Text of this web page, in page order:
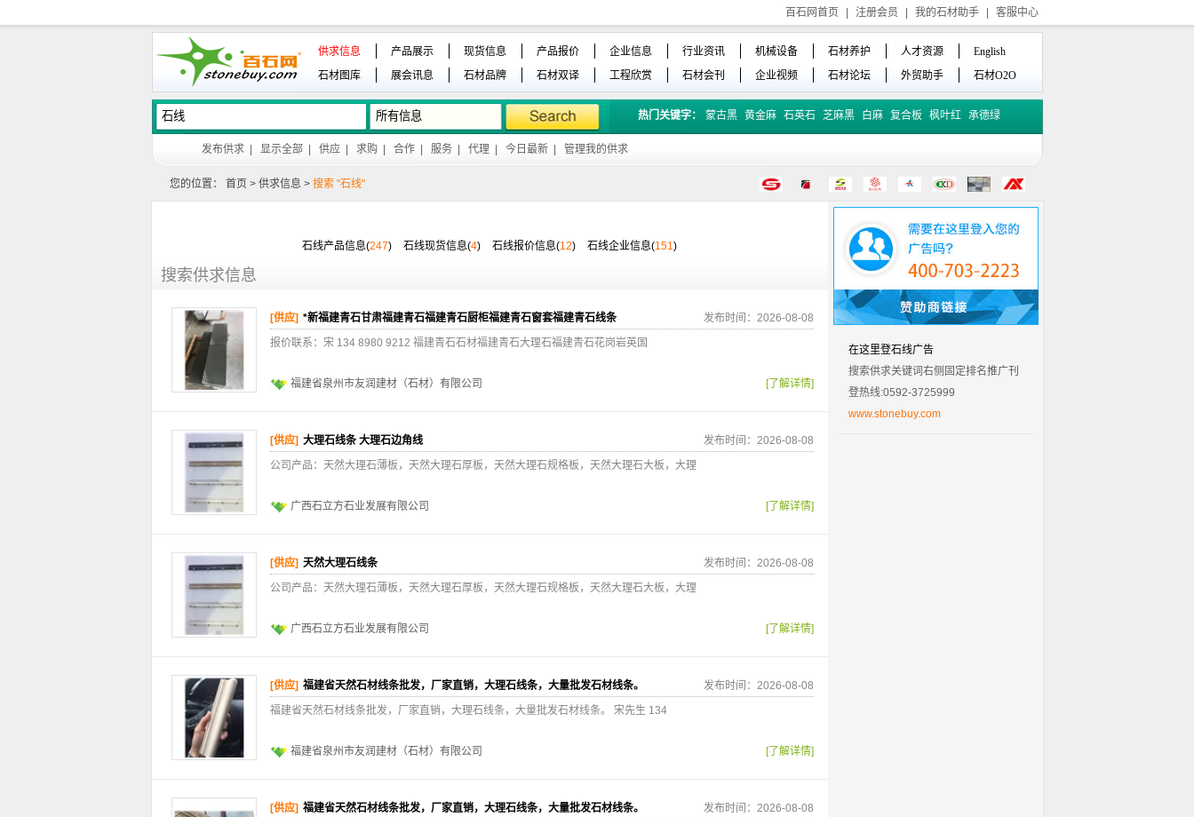
百石网首页 注册会员 我的石材助手 客服中心
供求信息 产品展示 现货信息 产品报价 企业信息 行业资讯 机械设备 石材养护 人才资源
English
石材图库
展会讯息 石材品牌 石材双译 工程欣赏 石材会刊 企业视频 石材论坛 外贸助手 石材O2O
热门关键字： 蒙古黑 黄金麻 石英石 芝麻黑 白麻 复合板 枫叶红 承德绿
发布供求 显示全部 供应 求购 合作 服务 代理 今日最新 管理我的供求
您的位置： 首页 > 供求信息 > 搜索 "石线"
石线产品信息(247) 石线现货信息(4) 石线报价信息(12) 石线企业信息(151)
搜索供求信息
[供应] *新福建青石甘肃福建青石福建青石厨柜福建青石窗套福建青石线条
发布时间：2026-08-08
报价联系：宋 134 8980 9212 福建青石石材福建青石大理石福建青石花岗岩英国
福建省泉州市友润建材（石材）有限公司 [了解详情]
[供应] 大理石线条 大理石边角线
发布时间：2026-08-08
公司产品：天然大理石薄板，天然大理石厚板，天然大理石规格板，天然大理石大板，大理
广西石立方石业发展有限公司 [了解详情]
[供应] 天然大理石线条
发布时间：2026-08-08
公司产品：天然大理石薄板，天然大理石厚板，天然大理石规格板，天然大理石大板，大理
广西石立方石业发展有限公司 [了解详情]
[供应] 福建省天然石材线条批发，厂家直销，大理石线条，大量批发石材线条。
发布时间：2026-08-08
福建省天然石材线条批发，厂家直销，大理石线条，大量批发石材线条。 宋先生 134
福建省泉州市友润建材（石材）有限公司 [了解详情]
[供应] 福建省天然石材线条批发，厂家直销，大理石线条，大量批发石材线条。
发布时间：2026-08-08
在这里登石线广告
搜索供求关键词右侧固定排名推广刊
登热线:0592-3725999
www.stonebuy.com